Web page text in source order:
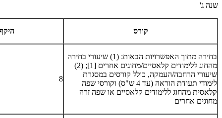
שנה ג'
קורס
בחירה מתוך האפשרויות הבאות: (1) שיעורי בחירה
מהחוג ללימודים קלאסיים/מחוגים אחרים [1]; (2)
שיעורי הרחבה/העמקה, כולל קורסים במסגרת
לימודי תעודת הוראה (עד 4 ש"ס) וקורסי שפה
קלאסית מהחוג ללימודים קלאסיים או שפה זרה
מחוגים אחרים
8